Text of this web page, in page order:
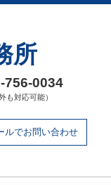
所
も対応可能）
ルでお問い合わせ